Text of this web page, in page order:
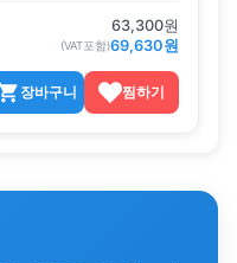
63,300원
(VAT포함)69,630원
장바구니 찜하기